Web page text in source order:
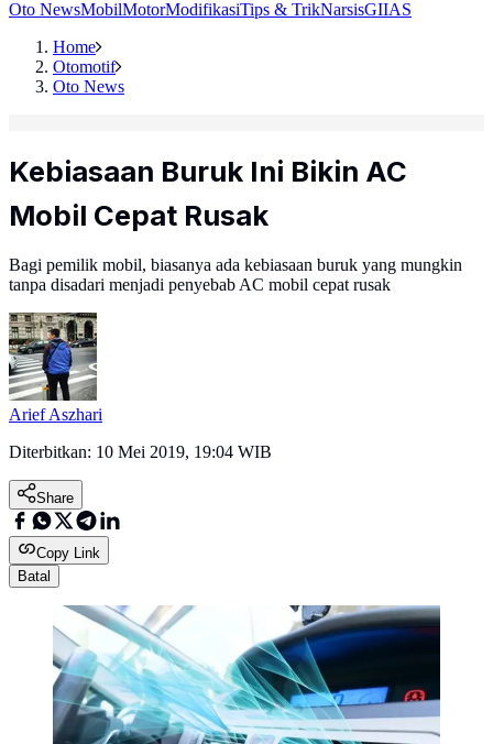
Oto NewsMobilMotorModifikasiTips & TrikNarsisGIIAS
Home
Otomotif
Oto News
Kebiasaan Buruk Ini Bikin AC
Mobil Cepat Rusak
Bagi pemilik mobil, biasanya ada kebiasaan buruk yang mungkin
tanpa disadari menjadi penyebab AC mobil cepat rusak
Arief Aszhari
Diterbitkan: 10 Mei 2019, 19:04 WIB
Share
Copy Link
Batal